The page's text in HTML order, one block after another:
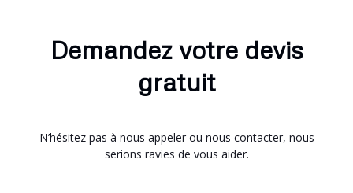
Demandez votre devis
gratuit
N’hésitez pas à nous appeler ou nous contacter, nous
serions ravies de vous aider.